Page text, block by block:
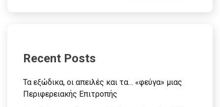
Recent Posts
Τα εξώδικα, οι απειλές και τα… «φεύγα» μιας
Περιφερειακής Επιτροπής